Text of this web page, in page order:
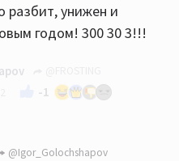
разбит, унижен и
годом! 300 30 3!!!
-1
@Igor_Golochshapov